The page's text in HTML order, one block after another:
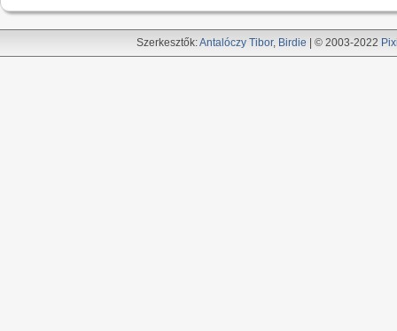
Szerkesztők:Antalóczy Tibor, Birdie | © 2003-2022